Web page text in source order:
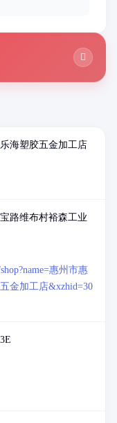
海塑胶五金加工店
路维布村裕森工业
惠州市惠
金加工店&xzhid=30